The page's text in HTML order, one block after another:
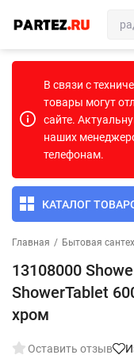
В связи с
товары могут
сайте.
наших
телефонам.
КАТАЛОГ
Главная / Бытовая
13108000
ShowerTablet
хром
Оставить отзыв